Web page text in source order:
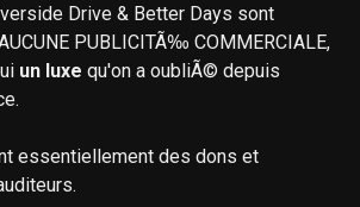
Drive & Better Days sont
PUBLICITÃ‰ COMMERCIALE,
un luxe qu'on a oubliÃ© depuis
essentiellement des dons et